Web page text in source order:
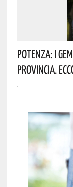
Potenza: I
Provincia.